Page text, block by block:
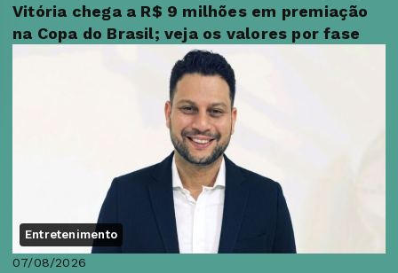
Vitória chega a R$ 9 milhões em premiação
na Copa do Brasil; veja os valores por fase
Entretenimento
07/08/2026